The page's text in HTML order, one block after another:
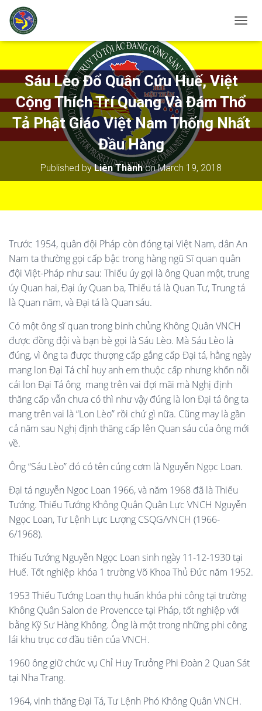
O
E
N
A
V
I
G
Sáu Lèo Đổ Quân Cứu Huế, Việt
Cộng Thích Trí Quang Và Đám Thổ
Tả Phật Giáo Việt Nam Thống Nhất
Đầu Hàng
Published byLiên ThànhonMarch 19, 2018
Trước 1954, quân đội Pháp còn đóng tại Việt Nam, dân An
Nam ta thường gọi cấp bậc trong hàng ngũ Sĩ quan quân
đội Việt-Pháp như sau: Thiếu úy gọi là ông Quan một, trung
úy Quan hai, Đại úy Quan ba, Thiếu tá là Quan Tư, Trung tá
là Quan năm, và Đại tá là Quan sáu.
Có một ông sĩ quan trong binh chủng Không Quân VNCH
được đồng đội và bạn bè gọi là Sáu Lèo. Mà Sáu Lèo là
đúng, vì ông ta được thượng cấp gắng cấp Đại tá, hằng ngày
mang lon Đại Tá chỉ huy anh em thuộc cấp nhưng khốn nỗi
cái lon Đại Tá ông mang trên vai đợi mãi mà Nghị định
thăng cấp vẫn chưa có thì như vậy đúng là lon Đại tá ông ta
mang trên vai là “Lon Lèo” rồi chứ gì nữa. Cũng may là gần
cả năm sau Nghị định thăng cấp lên Quan sáu của ông mới
về.
Ông “Sáu Lèo” đó có tên cúng cơm là Nguyễn Ngọc Loan.
Đại tá nguyễn Ngoc Loan 1966, và năm 1968 đã là Thiếu
Tướng. Thiếu Tướng Không Quân Quân Lực VNCH Nguyễn
Ngọc Loan, Tư Lệnh Lực Lượng CSQG/VNCH (1966-
6/1968).
Thiếu Tướng Nguyễn Ngọc Loan sinh ngày 11-12-1930 tại
Huế. Tốt nghiệp khóa 1 trường Võ Khoa Thủ Đức năm 1952.
1953 Thiếu Tướng Loan thụ huấn khóa phi công tại trường
Không Quân Salon de Provencce tại Pháp, tốt nghiệp với
bằng Kỹ Sư Hàng Không. Ông là một trong những phi công
lái khu trục cơ đầu tiên của VNCH.
1960 ông giữ chức vụ Chỉ Huy Trưởng Phi Đoàn 2 Quan Sát
tại Nha Trang.
1964, vinh thăng Đại Tá, Tư Lệnh Phó Không Quân VNCH.